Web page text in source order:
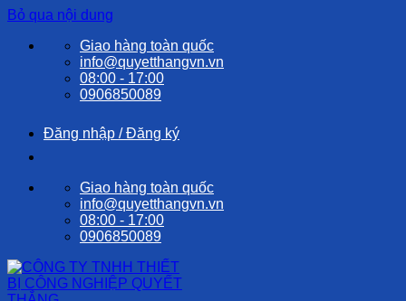
Bỏ qua nội dung
Giao hàng toàn quốc
info@quyetthangvn.vn
08:00 - 17:00
0906850089
Đăng nhập / Đăng ký
Giao hàng toàn quốc
info@quyetthangvn.vn
08:00 - 17:00
0906850089